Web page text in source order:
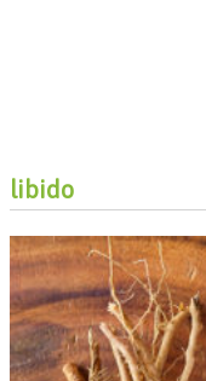
libido